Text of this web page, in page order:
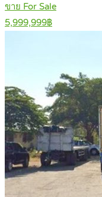
ขาย For Sale
5,999,999฿